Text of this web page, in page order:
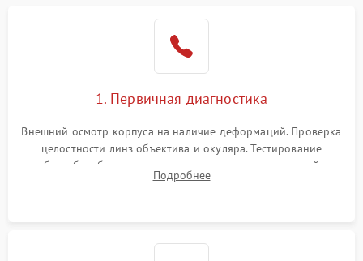
1000 ₽
защиты от перегрева
Поломка системы защиты
1000 ₽
1. Первичная диагностика
Внешний осмотр корпуса на наличие деформаций. Проверка
целостности линз объектива и окуляра. Тестирование
работы барабанчиков ввода поправок, кольца отстройки
параллакса и зума. Выявление сколов, внутренних
Подробнее